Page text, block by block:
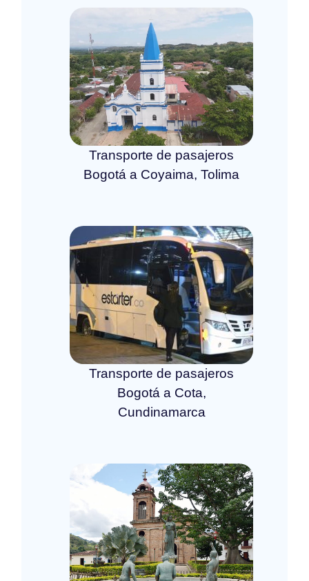
Transporte de pasajeros
Bogotá a Coyaima, Tolima
Transporte de pasajeros
Bogotá a Cota,
Cundinamarca